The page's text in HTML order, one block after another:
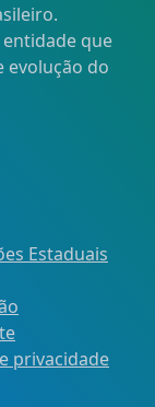
entidade que
evolução do
Estaduais
privacidade